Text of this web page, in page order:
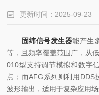
更新时间：2025-09-23
固纬信号发生器能产生
等，且频率覆盖范围广，从
010型支持调节模拟和数字
点；而AFG系列则利用DDS
波形输出，适用于复杂应用